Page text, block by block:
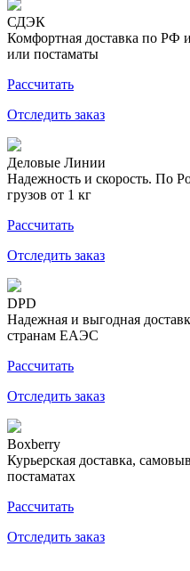
СДЭК
Комфортная доставка по РФ
или постаматы
Рассчитать
Отследить заказ
Деловые Линии
Надежность и скорость. По
грузов от 1 кг
Рассчитать
Отследить заказ
DPD
Надежная и выгодная
странам ЕАЭС
Рассчитать
Отследить заказ
Boxberry
Курьерская доставка,
постаматах
Рассчитать
Отследить заказ